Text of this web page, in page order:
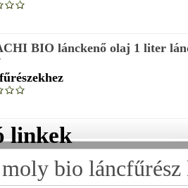
BIO lánckenő olaj 1 liter
linkek
bio láncfűrész